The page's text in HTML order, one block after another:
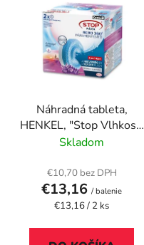
Náhradná tableta,
HENKEL, "Stop Vlhkosti
Aero", levanduľa
Skladom
€10,70 bez DPH
€13,16 / balenie
Jednotková
€13,16 / 2 ks